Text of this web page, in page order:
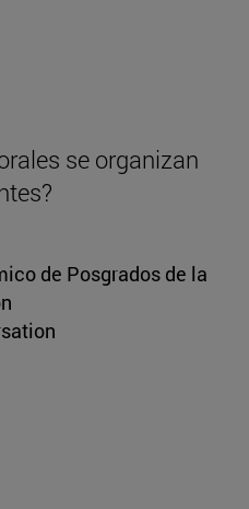
se organizan
de Posgrados de la